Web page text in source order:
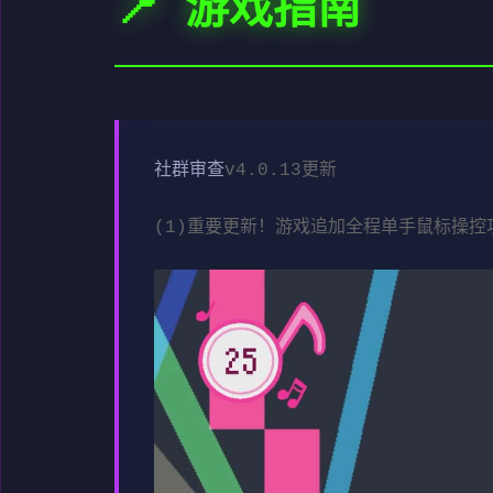
📍 游戏指南
社群审查v4.0.13更新
(1)重要更新！游戏追加全程单手鼠标操控